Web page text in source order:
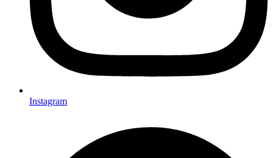
Instagram